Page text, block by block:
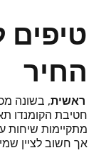
טיפים
החיר
ראשית, בשונה
חטיבת הקומנדו
מתקיימות שיחות
אך חשוב לציין